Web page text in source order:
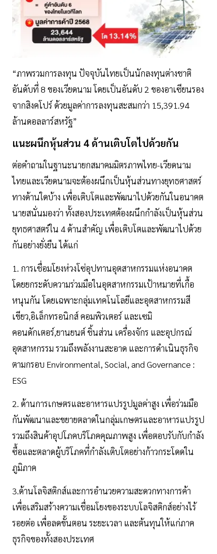
“ภาพรวมการลงทุน ปัจจุบันไทยเป็นนักลงทุนต่างชาติ
อันดับที่ 8 ของเวียดนาม โดยเป็นอันดับ 2 ของอาเซียนรอง
จากสิงคโปร์ ด้วยมูลค่าการลงทุนสะสมกว่า 15,391.94
ล้านดอลลาร์สหรัฐ”
แนะผนึกหุ้นส่วน 4 ด้านเติบโตไปด้วยกัน
ต่อคำถามในฐานะนายกสมาคมมิตรภาพไทย-เวียดนาม
ไทยและเวียดนามจะต้องผนึกเป็นหุ้นส่วนทางยุทธศาสตร์
ทางด้านใดบ้าง เพื่อเติบโตและพัฒนาไปด้วยกันในอนาคต
นายสนั่นมองว่า ทั้งสองประเทศต้องผนึกกำลังเป็นหุ้นส่วน
ยุทธศาสตร์ใน 4 ด้านสำคัญ เพื่อเติบโตและพัฒนาไปด้วย
กันอย่างยั่งยืน ได้แก่
1. การเชื่อมโยงห่วงโซ่อุปทานอุตสาหกรรมแห่งอนาคต
โดยยกระดับความร่วมมือในอุตสาหกรรมเป้าหมายที่เกื้อ
หนุนกัน โดยเฉพาะกลุ่มเทคโนโลยีและอุตสาหกรรมสี
เขียว,อิเล็กทรอนิกส์ คอมพิวเตอร์ และเซมิ
คอนดักเตอร์,ยานยนต์ ชิ้นส่วน เครื่องจักร และอุปกรณ์
อุตสาหกรรม รวมถึงพลังงานสะอาด และการดำเนินธุรกิจ
ตามกรอบ Environmental, Social, and Governance :
ESG
2. ด้านการเกษตรและอาหารแปรรูปมูลค่าสูง เพื่อร่วมมือ
กันพัฒนาและขยายตลาดในกลุ่มเกษตรและอาหารแปรรูป
รวมถึงสินค้าอุปโภคบริโภคคุณภาพสูง เพื่อตอบรับกับกำลัง
ซื้อและตลาดผู้บริโภคที่กำลังเติบโตอย่างก้าวกระโดดใน
ภูมิภาค
3.ด้านโลจิสติกส์และการอำนวยความสะดวกทางการค้า
เพื่อเสริมสร้างความเชื่อมโยงของระบบโลจิสติกส์อย่างไร้
รอยต่อ เพื่อลดขั้นตอน ระยะเวลา และต้นทุนให้แก่ภาค
ธุรกิจของทั้งสองประเทศ